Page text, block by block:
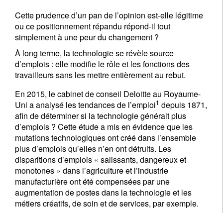
Cette prudence d’un pan de l’opinion est-elle légitime
ou ce positionnement répandu répond-il tout
simplement à une peur du changement ?
À long terme, la technologie se révèle source
d’emplois : elle modifie le rôle et les fonctions des
travailleurs sans les mettre entièrement au rebut.
En 2015, le cabinet de conseil Deloitte au Royaume-
Uni a analysé les tendances de l’emploi1 depuis 1871,
afin de déterminer si la technologie générait plus
d’emplois ? Cette étude a mis en évidence que les
mutations technologiques ont créé dans l’ensemble
plus d’emplois qu’elles n’en ont détruits. Les
disparitions d’emplois « salissants, dangereux et
monotones » dans l’agriculture et l’industrie
manufacturière ont été compensées par une
augmentation de postes dans la technologie et les
métiers créatifs, de soin et de services, par exemple.